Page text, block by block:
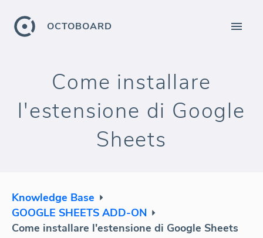
OCTOBOARD
Come installare
l'estensione di Google
Sheets
Knowledge Base
GOOGLE SHEETS ADD-ON
Come installare l'estensione di Google Sheets